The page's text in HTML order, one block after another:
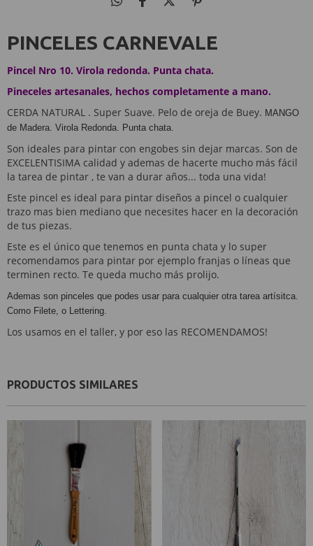
PINCELES CARNEVALE
Pincel Nro 10. Virola redonda. Punta chata.
Pineceles artesanales, hechos completamente a mano.
CERDA NATURAL . Super Suave. Pelo de oreja de Buey. MANGO
de Madera. Virola Redonda. Punta chata.
Son ideales para pintar con engobes sin dejar marcas. Son de
EXCELENTISIMA calidad y ademas de hacerte mucho más fácil
la tarea de pintar , te van a durar años... toda una vida!
Este pincel es ideal para pintar diseños a pincel o cualquier
trazo mas bien mediano que necesites hacer en la decoración
de tus piezas.
Este es el único que tenemos en punta chata y lo super
recomendamos para pintar por ejemplo franjas o líneas que
terminen recto. Te queda mucho más prolijo.
Ademas son pinceles que podes usar para cualquier otra tarea artísitca.
Como Filete, o Lettering.
Los usamos en el taller, y por eso las RECOMENDAMOS!
PRODUCTOS SIMILARES